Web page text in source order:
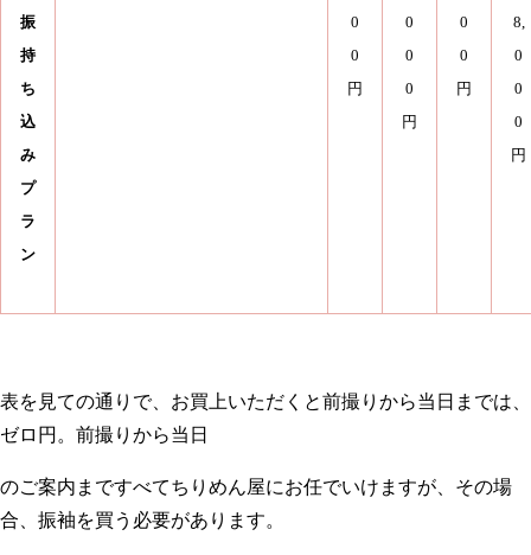
振
持
ち
込
み
プ
ラ
ン
0
0
円
0
0
0
円
0
0
円
8,
0
0
0
円
表を見ての通りで、お買上いただくと前撮りから当日までは、
ゼロ円。前撮りから当日
のご案内まですべてちりめん屋にお任でいけますが、その場
合、振袖を買う必要があります。